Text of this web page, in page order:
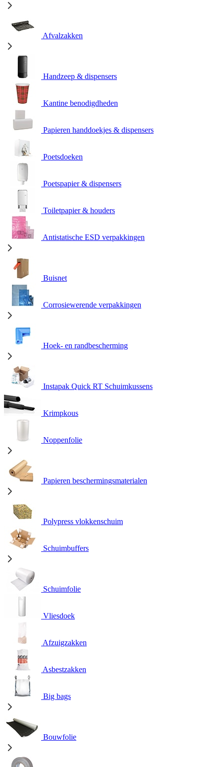
Afvalzakken
Handzeep & dispensers
Kantine benodigdheden
Papieren handdoekjes & dispensers
Poetsdoeken
Poetspapier & dispensers
Toiletpapier & houders
Antistatische ESD verpakkingen
Buisnet
Corrosiewerende verpakkingen
Hoek- en randbescherming
Instapak Quick RT Schuimkussens
Krimpkous
Noppenfolie
Papieren beschermingsmaterialen
Polypress vlokkenschuim
Schuimbuffers
Schuimfolie
Vliesdoek
Afzuigzakken
Asbestzakken
Big bags
Bouwfolie